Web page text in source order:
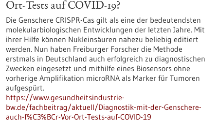
Ort-Tests auf COVID-19?
Die Genschere CRISPR-Cas gilt als eine der bedeutendsten
molekularbiologischen Entwicklungen der letzten Jahre. Mit
ihrer Hilfe können Nukleinsäuren nahezu beliebig editiert
werden. Nun haben Freiburger Forscher die Methode
erstmals in Deutschland auch erfolgreich zu diagnostischen
Zwecken eingesetzt und mithilfe eines Biosensors ohne
vorherige Amplifikation microRNA als Marker für Tumoren
aufgespürt.
https://www.gesundheitsindustrie-
bw.de/fachbeitrag/aktuell/Diagnostik-mit-der-Genschere-
auch-f%C3%BCr-Vor-Ort-Tests-auf-COVID-19